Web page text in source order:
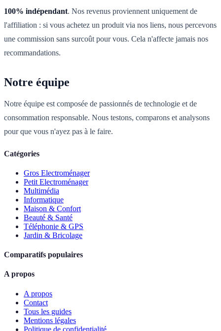
100% indépendant. Nos revenus proviennent uniquement de
l'affiliation : si vous achetez un produit via nos liens, nous percevons
une commission sans surcoût pour vous. Cela n'affecte jamais nos
recommandations.
Notre équipe
Notre équipe est composée de passionnés de technologie et de
consommation responsable. Nous testons, comparons et analysons
pour que vous n'ayez pas à le faire.
Catégories
Gros Electroménager
Petit Electroménager
Multimédia
Informatique
Maison & Confort
Beauté & Santé
Téléphonie & GPS
Jardin & Bricolage
Comparatifs populaires
A propos
A propos
Contact
Tous les guides
Mentions légales
Politique de confidentialité